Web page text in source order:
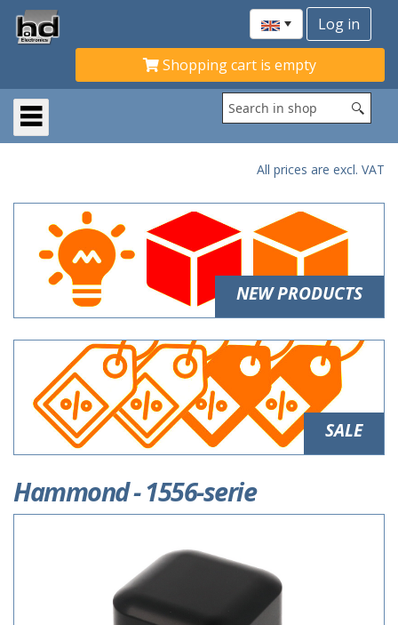
Shopping cart is empty
All prices are excl. VAT
NEW PRODUCTS
SALE
Hammond - 1556-serie